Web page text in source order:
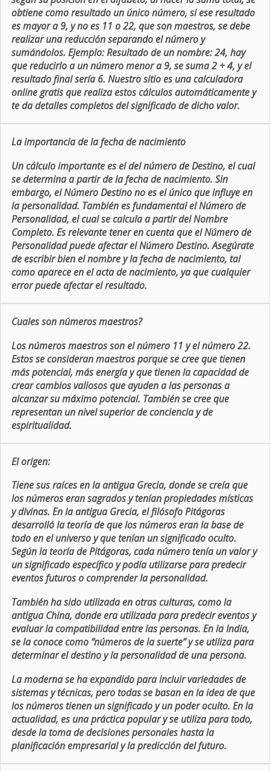
obtiene como resultado un único número, si ese resultado
es mayor a 9, y no es 11 o 22, que son maestros, se debe
realizar una reducción separando el número y
sumándolos. Ejemplo: Resultado de un nombre: 24, hay
que reducirlo a un número menor a 9, se suma 2 + 4, y el
resultado final sería 6. Nuestro sitio es una calculadora
online gratis que realiza estos cálculos automáticamente y
te da detalles completos del significado de dicho valor.
La importancia de la fecha de nacimiento
Un cálculo importante es el del número de Destino, el cual
se determina a partir de la fecha de nacimiento. Sin
embargo, el Número Destino no es el único que influye en
la personalidad. También es fundamental el Número de
Personalidad, el cual se calcula a partir del Nombre
Completo. Es relevante tener en cuenta que el Número de
Personalidad puede afectar el Número Destino. Asegúrate
de escribir bien el nombre y la fecha de nacimiento, tal
como aparece en el acta de nacimiento, ya que cualquier
error puede afectar el resultado.
Cuales son números maestros?
Los números maestros son el número 11 y el número 22.
Estos se consideran maestros porque se cree que tienen
más potencial, más energía y que tienen la capacidad de
crear cambios valiosos que ayuden a las personas a
alcanzar su máximo potencial. También se cree que
representan un nivel superior de conciencia y de
espiritualidad.
El origen:
Tiene sus raíces en la antigua Grecia, donde se creía que
los números eran sagrados y tenían propiedades místicas
y divinas. En la antigua Grecia, el filósofo Pitágoras
desarrolló la teoría de que los números eran la base de
todo en el universo y que tenían un significado oculto.
Según la teoría de Pitágoras, cada número tenía un valor y
un significado específico y podía utilizarse para predecir
eventos futuros o comprender la personalidad.
También ha sido utilizada en otras culturas, como la
antigua China, donde era utilizada para predecir eventos y
evaluar la compatibilidad entre las personas. En la India,
se la conoce como “números de la suerte” y se utiliza para
determinar el destino y la personalidad de una persona.
La moderna se ha expandido para incluir variedades de
sistemas y técnicas, pero todas se basan en la idea de que
los números tienen un significado y un poder oculto. En la
actualidad, es una práctica popular y se utiliza para todo,
desde la toma de decisiones personales hasta la
planificación empresarial y la predicción del futuro.